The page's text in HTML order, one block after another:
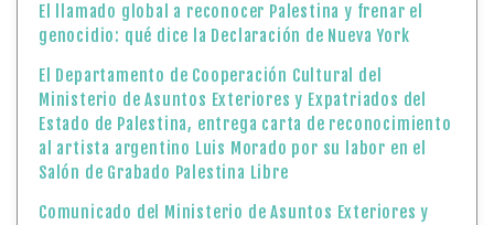
El llamado global a reconocer Palestina y frenar el
genocidio: qué dice la Declaración de Nueva York
El Departamento de Cooperación Cultural del
Ministerio de Asuntos Exteriores y Expatriados del
Estado de Palestina, entrega carta de reconocimiento
al artista argentino Luis Morado por su labor en el
Salón de Grabado Palestina Libre
Comunicado del Ministerio de Asuntos Exteriores y